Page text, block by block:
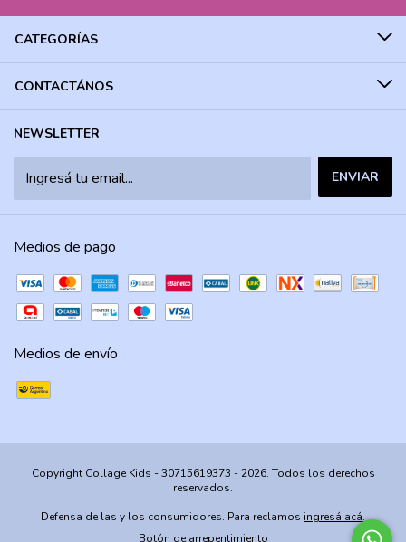
CATEGORÍAS
CONTACTÁNOS
NEWSLETTER
Medios de pago
Medios de envío
Copyright Collage Kids - 30715619373 - 2026. Todos los derechos
reservados.
Defensa de las y los consumidores. Para reclamos ingresá acá.
Botón de arrepentimiento